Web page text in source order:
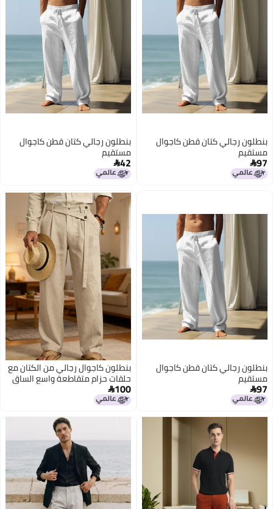
بنطلون رجالي كتان قطن كاجوال
مستقيم
97
بنطلون رجالي كتان قطن كاجوال
مستقيم
42
بنطلون رجالي كتان قطن كاجوال
مستقيم
97
بنطلون كاجوال رجالي من الكتان مع
حلقات حزام متقاطعة واسع الساق
100